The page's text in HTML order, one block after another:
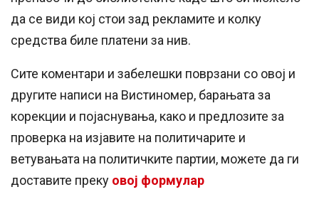
да се види кој стои зад рекламите и колку
средства биле платени за нив.
Сите коментари и забелешки поврзани со овој и
другите написи на Вистиномер, барањата за
корекции и појаснувања, како и предлозите за
проверка на изјавите на политичарите и
ветувањата на политичките партии, можете да ги
доставите преку овој формулар